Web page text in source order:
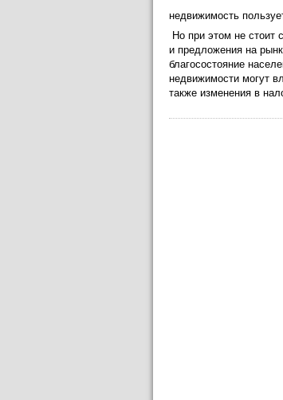
недвижимость
Но при этом не стоит
и предложения на
благосостояние
недвижимости могут
также изменения в